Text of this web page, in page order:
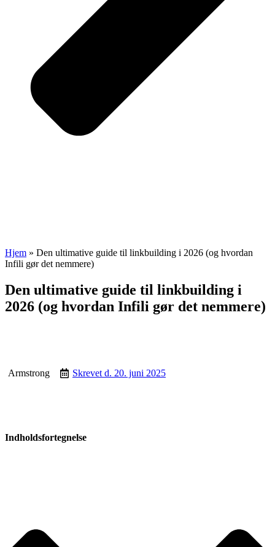
Hjem » Den ultimative guide til linkbuilding i 2026 (og hvordan
Infili gør det nemmere)
Den ultimative guide til linkbuilding i
2026 (og hvordan Infili gør det nemmere)
Armstrong Skrevet d. 20. juni 2025
Indholdsfortegnelse